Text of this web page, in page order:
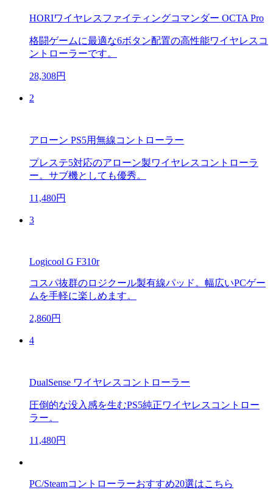
HORIワイヤレスファイティングコマンダー OCTA Pro
格闘ゲームに最適な6ボタン配置の高性能ワイヤレスコ
ントローラーです。
28,308円
2
アローン PS5用無線コントローラー
プレステ5対応のアローン製ワイヤレスコントローラ
ー。サブ機としても優秀。
11,480円
3
Logicool G F310r
コスパ抜群のロジクール製有線パッド。幅広いPCゲー
ムを手軽に楽しめます。
2,860円
4
DualSense ワイヤレスコントローラー
圧倒的な没入感を生むPS5純正ワイヤレスコントロー
ラー。
11,480円
PC/Steamコントローラーおすすめ20選はこちら